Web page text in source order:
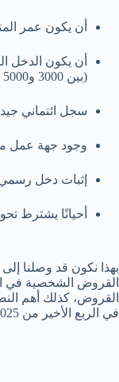
أن يكون عمر المتقدم
أن يكون الدخل
(بين 3000 و5000 ريال).
سجل ائتماني
وجود جهة عمل
إثبات دخل رسمي
أحيانًا يشترط
بهذا نكون قد وصلنا
القروض، كذلك أهم
في الربع الأخير من 2025.